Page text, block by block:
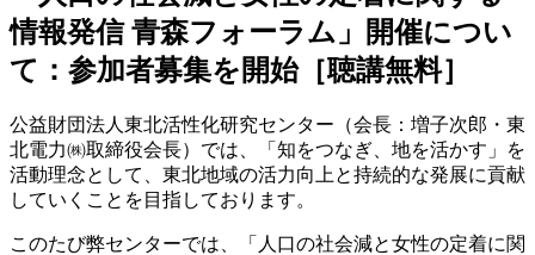
情報発信 青森フォーラム」開催につい
て：参加者募集を開始［聴講無料］
公益財団法人東北活性化研究センター（会長：増子次郎・東
北電力㈱取締役会長）では、「知をつなぎ、地を活かす」を
活動理念として、東北地域の活力向上と持続的な発展に貢献
していくことを目指しております。
このたび弊センターでは、「人口の社会減と女性の定着に関